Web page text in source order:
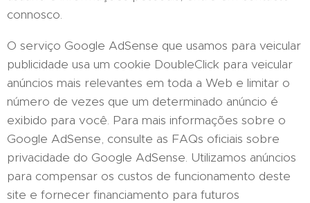
connosco.
O serviço Google AdSense que usamos para veicular
publicidade usa um cookie DoubleClick para veicular
anúncios mais relevantes em toda a Web e limitar o
número de vezes que um determinado anúncio é
exibido para você. Para mais informações sobre o
Google AdSense, consulte as FAQs oficiais sobre
privacidade do Google AdSense. Utilizamos anúncios
para compensar os custos de funcionamento deste
site e fornecer financiamento para futuros